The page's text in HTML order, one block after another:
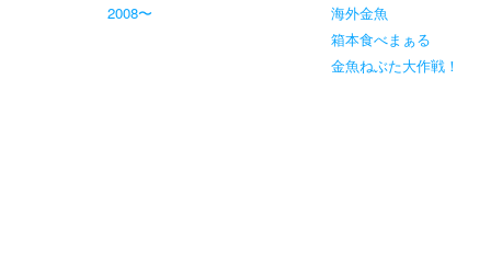
2008〜
海外金魚
箱本食べまぁる
金魚ねぶた大作戦！